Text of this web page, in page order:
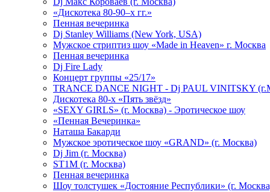
«Дискотека 80-90–х гг.»
Пенная вечеринка
Dj Stanley Williams (New York, USA)
Мужское стриптиз шоу «Made in Heaven» г. Москва
Пенная вечеринка
Dj Fire Lady
Концерт группы «25/17»
TRANCE DANCE NIGHT - Dj PAUL VINITSKY
Дискотека 80-х «Пять звёзд»
«SEXY GIRLS» (г. Москва) - Эротическое шоу
«Пенная Вечеринка»
Hаташа Бакарди
Мужское эротическое шоу «GRAND» (г. Москва)
Dj Jim (г. Москва)
ST1M (г. Москва)
Пенная вечеринка
Шоу толстушек «Достояние Республики» (г.